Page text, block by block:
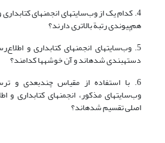
4. کدام یک از وب‌سایتهای انجمنهای
هم‌پیوندی رتبة بالاتری دارند؟
5. وب‌سایتهای انجمنهای کتابداری و
دسته­بندی شده­اند و آن خوشه­ها کدامند؟
6. با استفاده از مقیاس چند­بعدی و
وب‌سایتهای مذکور، انجمنهای کتابداری و
اصلی تقسیم شده­اند؟